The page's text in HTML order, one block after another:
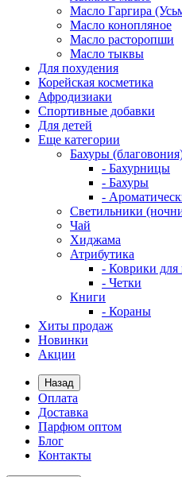
Масло Гаргира
Масло конопляное
Масло расторопши
Масло тыквы
Для похудения
Корейская косметика
Афродизиаки
Спортивные добавки
Для детей
Еще категории
Бахуры
- Бахурницы
- Бахуры
-
Светильники
Чай
Хиджама
Атрибутика
- Коврики для
- Четки
Книги
- Кораны
Хиты продаж
Новинки
Акции
Назад
Оплата
Доставка
Парфюм оптом
Блог
Контакты